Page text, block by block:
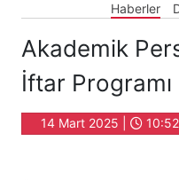
Haberler
Akademik
İftar
14 Mart 2025 | 10:52